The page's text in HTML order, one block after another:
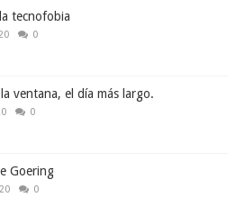
tecnofobia
0
ventana, el día más largo.
0
Goering
0